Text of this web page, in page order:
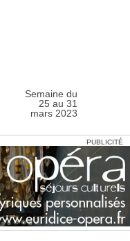
Semaine du
25 au 31
mars 2023
PUBLICITÉ